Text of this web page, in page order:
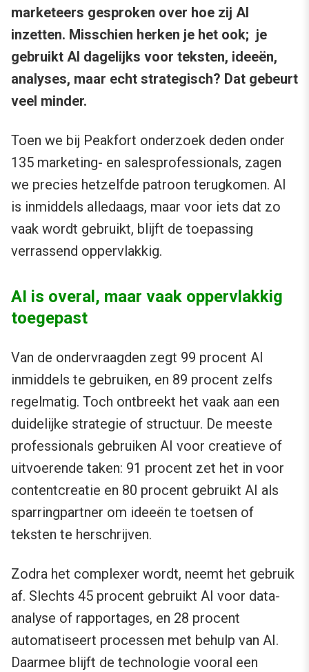
marketeers gesproken over hoe zij AI
inzetten. Misschien herken je het ook; je
gebruikt AI dagelijks voor teksten, ideeën,
analyses, maar echt strategisch? Dat gebeurt
veel minder.
Toen we bij Peakfort onderzoek deden onder
135 marketing- en salesprofessionals, zagen
we precies hetzelfde patroon terugkomen. AI
is inmiddels alledaags, maar voor iets dat zo
vaak wordt gebruikt, blijft de toepassing
verrassend oppervlakkig.
AI is overal, maar vaak oppervlakkig
toegepast
Van de ondervraagden zegt 99 procent AI
inmiddels te gebruiken, en 89 procent zelfs
regelmatig. Toch ontbreekt het vaak aan een
duidelijke strategie of structuur. De meeste
professionals gebruiken AI voor creatieve of
uitvoerende taken: 91 procent zet het in voor
contentcreatie en 80 procent gebruikt AI als
sparringpartner om ideeën te toetsen of
teksten te herschrijven.
Zodra het complexer wordt, neemt het gebruik
af. Slechts 45 procent gebruikt AI voor data-
analyse of rapportages, en 28 procent
automatiseert processen met behulp van AI.
Daarmee blijft de technologie vooral een